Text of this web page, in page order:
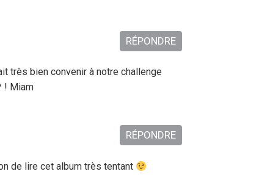
très bien convenir à notre challenge
! Miam
RÉPONDRE
de lire cet album très tentant
RÉPONDRE